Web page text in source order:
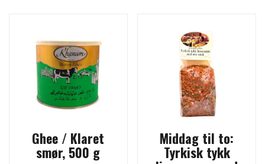
Ghee / Klaret
smør, 500 g
Middag til to:
Tyrkisk tykk